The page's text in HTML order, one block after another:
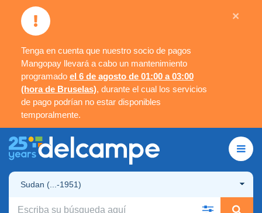
Tenga en cuenta que nuestro socio de pagos
Mangopay llevará a cabo un mantenimiento
programado el 6 de agosto de 01:00 a 03:00
(hora de Bruselas), durante el cual los servicios
de pago podrían no estar disponibles
temporalmente.
×
Sudan (...-1951)